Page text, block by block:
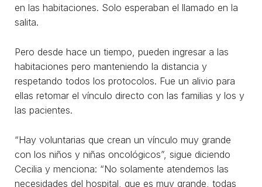
en las habitaciones. Solo esperaban el llamado en la
salita.
Pero desde hace un tiempo, pueden ingresar a las
habitaciones pero manteniendo la distancia y
respetando todos los protocolos. Fue un alivio para
ellas retomar el vínculo directo con las familias y los y
las pacientes.
“Hay voluntarias que crean un vínculo muy grande
con los niños y niñas oncológicos”, sigue diciendo
Cecilia y menciona: “No solamente atendemos las
necesidades del hospital, que es muy grande, todas